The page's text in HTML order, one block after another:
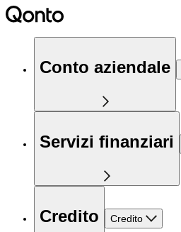
Conto aziendale
Servizi finanziari
Credito Credito